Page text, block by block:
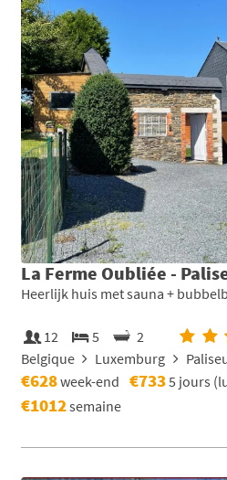
La Ferme Oubliée -
Heerlijk huis met sauna +
12 5
2
Belgique
Luxemburg
€628week-end €7335 jours
€1012semaine